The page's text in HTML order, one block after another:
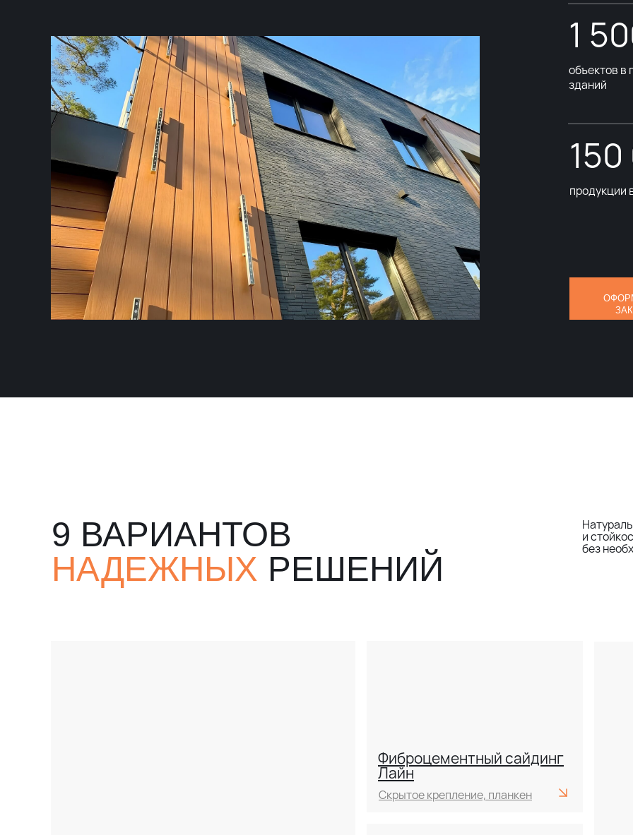
1
объектов в
зданий
продукции
Скрытое крепление, планкен
Фиброцементный сайдинг
Лайн
и
без
9 ВАРИАНТОВ
НАДЕЖНЫХ РЕШЕНИЙ